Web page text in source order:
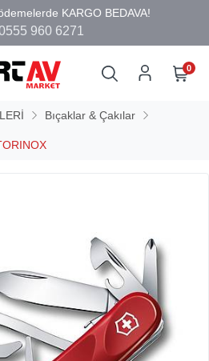
960 6271
0
Bıçaklar & Çakılar